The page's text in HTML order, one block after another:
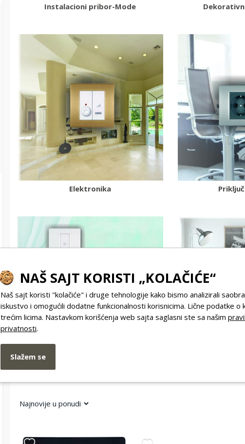
Instalacioni pribor-Mode
Elektronika
NAŠ SAJT KORISTI „KOLAČIĆE“
Naš sajt koristi "kolačiće" i druge tehnologije kako bismo analizirali
iskustvo i omogućili dodatne funkcionalnosti korisnicima. Lične podatke o
trećim licima. Nastavkom korišćenja web sajta saglasni ste sa našim
privatnosti.
Slažem se